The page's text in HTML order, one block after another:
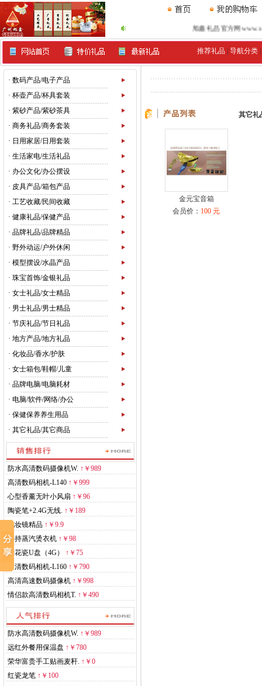
旭鑫礼品官方网
推荐礼品 |导航分类
·数码产品/电子产品
·杯壶产品/杯具套装
·紫砂产品/紫砂茶具
·商务礼品/商务套装
· 日用家居/日用套装
·生活家电/生活礼品
· 办公文化/办公摆设
· 皮具产品/箱包产品
·工艺收藏/民间收藏
·健康礼品/保健产品
·品牌礼品/品牌精品
·野外动运/户外休闲
·模型摆设/水晶产品
·珠宝首饰/金银礼品
·女士礼品/女士精品
· 男士礼品/男士精品
·节庆礼品/节日礼品
·地方产品/地方礼品
·化妆品/香水/护肤
·女士箱包/鞋帽/儿童
·品牌电脑/电脑耗材
·电脑/软件/网络/办公
·保健保养养生用品
·其它礼品/其它商品
防水高清数码摄像机W. ↑ ￥989
高清数码相机-L140 ↑ ￥999
心型香薰无叶小风扇 ↑ ￥96
陶瓷笔+2.4G无线. ↑ ￥189
化妆镜精品 ↑ ￥9.9
手持蒸汽烫衣机 ↑ ￥98
青花瓷U盘（4G）
↑ ￥75
高清数码相机-L160 ↑ ￥790
高清高速数码摄像机 ↑ ￥998
情侣款高清数码相机T. ↑ ￥490
防水高清数码摄像机W. ↑ ￥989
远红外餐用保温盘 ↑ ￥780
荣华富贵手工贴画麦秆. ↑ ￥0
红瓷龙笔 ↑ ￥100
其它礼
金元宝音箱
会员价： 100 元